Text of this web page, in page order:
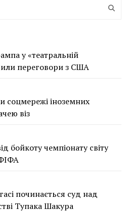
у «театральній
переговори з США
соцмережі іноземних
віз
бойкоту чемпіонату світу
починається суд над
Тупака Шакура